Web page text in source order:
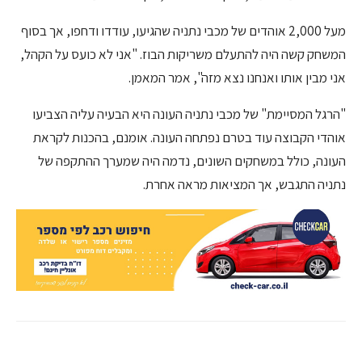
מעל 2,000 אוהדים של מכבי נתניה שהגיעו, עודדו ודחפו, אך בסוף
המשחק קשה היה להתעלם משריקות הבוז. "אני לא כועס על הקהל,
אני מבין אותו ואנחנו נצא מזה", אמר המאמן.
"הרגל המסיימת" של מכבי נתניה העונה היא הבעיה עליה הצביעו
אוהדי הקבוצה עוד בטרם נפתחה העונה. אומנם, בהכנות לקראת
העונה, כולל במשחקים השונים, נדמה היה שמערך ההתקפה של
נתניה התגבש, אך המציאות מראה אחרת.